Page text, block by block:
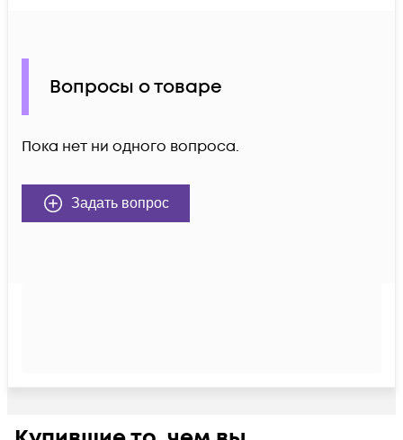
Вопросы о товаре
Пока нет ни одного вопроса.
Задать вопрос